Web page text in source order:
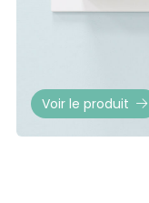
Voir le produit